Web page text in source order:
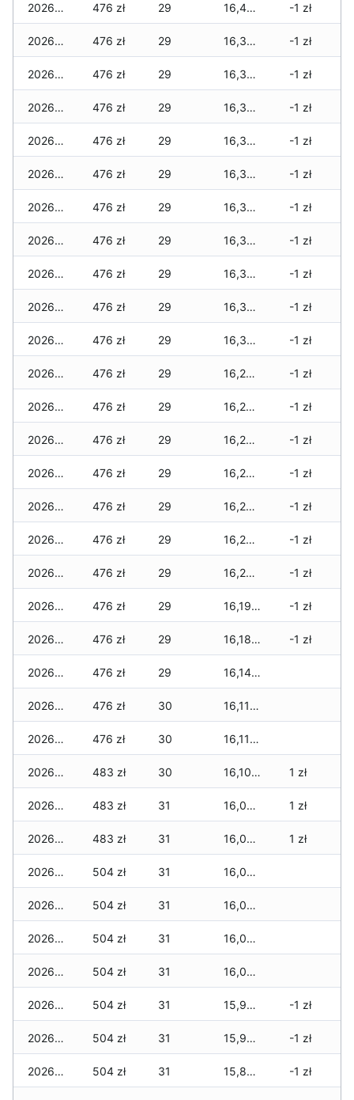
2026-06-16 476 zł 29 16,443 zł -1 zł
2026-06-15 476 zł 29 16,380 zł -1 zł
2026-06-14 476 zł 29 16,352 zł -1 zł
2026-06-13 476 zł 29 16,352 zł -1 zł
2026-06-12 476 zł 29 16,352 zł -1 zł
2026-06-11 476 zł 29 16,331 zł -1 zł
2026-06-10 476 zł 29 16,331 zł -1 zł
2026-06-09 476 zł 29 16,331 zł -1 zł
2026-06-07 476 zł 29 16,331 zł -1 zł
2026-06-06 476 zł 29 16,331 zł -1 zł
2026-06-05 476 zł 29 16,310 zł -1 zł
2026-06-04 476 zł 29 16,296 zł -1 zł
2026-06-03 476 zł 29 16,275 zł -1 zł
2026-06-02 476 zł 29 16,275 zł -1 zł
2026-06-01 476 zł 29 16,275 zł -1 zł
2026-05-31 476 zł 29 16,254 zł -1 zł
2026-05-30 476 zł 29 16,254 zł -1 zł
2026-05-29 476 zł 29 16,233 zł -1 zł
2026-05-28 476 zł 29 16,191 zł -1 zł
2026-05-27 476 zł 29 16,184 zł -1 zł
2026-05-26 476 zł 29 16,142 zł
2026-05-25 476 zł 30 16,114 zł
2026-05-24 476 zł 30 16,114 zł
2026-05-23 483 zł 30 16,100 zł 1 zł
2026-05-22 483 zł 31 16,093 zł 1 zł
2026-05-21 483 zł 31 16,072 zł 1 zł
2026-05-20 504 zł 31 16,030 zł
2026-05-19 504 zł 31 16,030 zł
2026-05-18 504 zł 31 16,009 zł
2026-05-17 504 zł 31 16,002 zł
2026-05-16 504 zł 31 15,974 zł -1 zł
2026-05-15 504 zł 31 15,904 zł -1 zł
2026-05-14 504 zł 31 15,876 zł -1 zł